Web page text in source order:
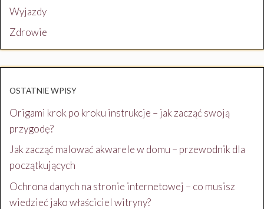
Wyjazdy
Zdrowie
OSTATNIE WPISY
Origami krok po kroku instrukcje – jak zacząć swoją
przygodę?
Jak zacząć malować akwarele w domu – przewodnik dla
początkujących
Ochrona danych na stronie internetowej – co musisz
wiedzieć jako właściciel witryny?